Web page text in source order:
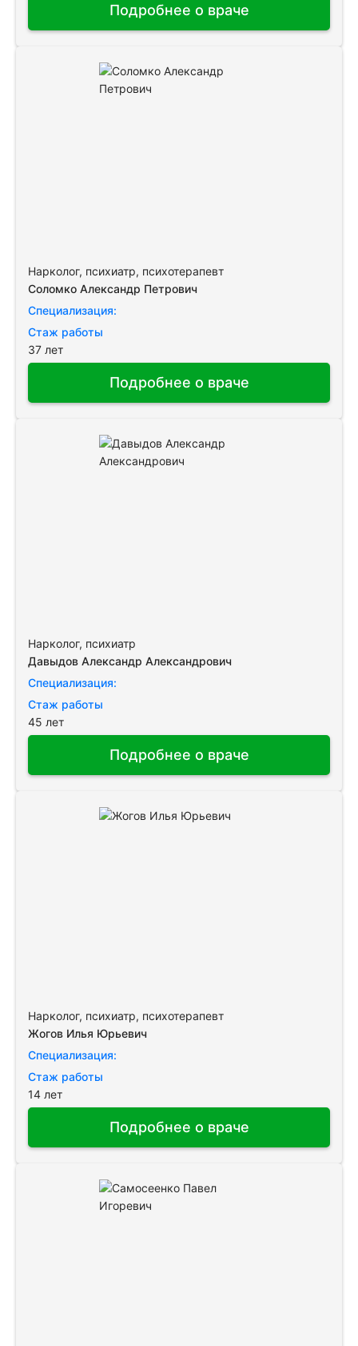
Подробнее о враче
Нарколог, психиатр, психотерапевт
Соломко Александр Петрович
Специализация:
Стаж работы
37 лет
Подробнее о враче
Нарколог, психиатр
Давыдов Александр Александрович
Специализация:
Стаж работы
45 лет
Подробнее о враче
Нарколог, психиатр, психотерапевт
Жогов Илья Юрьевич
Специализация:
Стаж работы
14 лет
Подробнее о враче